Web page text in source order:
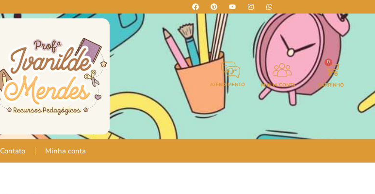
ATENDIMENTO MINHA CONTA
0
CARRINHO
Contato Minha conta